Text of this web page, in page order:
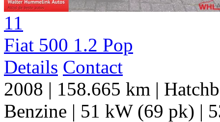
11
Fiat 500 1.2 Pop
Details Contact
2008 | 158.665 km |
Benzine | 51 kW (69 pk) |